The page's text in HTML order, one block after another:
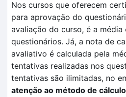
Nos cursos que oferecem
para aprovação do
avaliação do curso, é a
questionários. Já, a nota de
avaliativo é calculada pela
tentativas realizadas nos
tentativas são ilimitadas, no
atenção ao método de